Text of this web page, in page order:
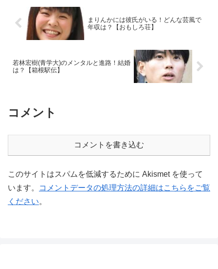
まりんかには彼氏がいる！どんな芸風で
年収は？【おもしろ荘】
若林宏樹(青学大)のメンタルと進路！結婚
は？【箱根駅伝】
コメント
コメントを書き込む
このサイトはスパムを低減するために Akismet を使って
います。
コメントデータの処理方法の詳細はこちらをご覧
ください。